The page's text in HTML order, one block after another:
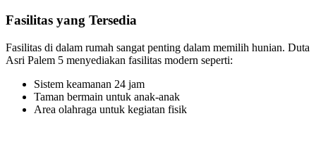
Fasilitas yang Tersedia
Fasilitas di dalam rumah sangat penting dalam memilih hunian. Duta
Asri Palem 5 menyediakan fasilitas modern seperti:
Sistem keamanan 24 jam
Taman bermain untuk anak-anak
Area olahraga untuk kegiatan fisik